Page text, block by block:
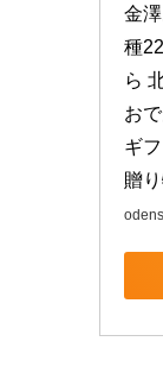
金
種
ら
お
ギ
贈